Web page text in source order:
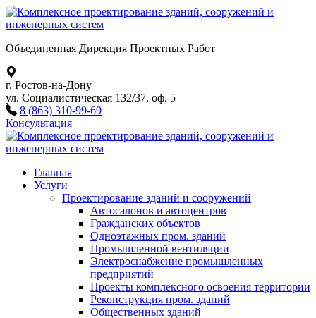
Объединенная Дирекция Проектных Работ
г. Ростов-на-Дону
ул. Социалистическая 132/37, оф. 5
8 (863) 310-99-69
Консультация
Главная
Услуги
Проектирование зданий и сооружений
Автосалонов и автоцентров
Гражданских объектов
Одноэтажных пром. зданий
Промышленной вентиляции
Электроснабжение промышленных
предприятий
Проекты комплексного освоения территории
Реконструкция пром. зданий
Общественных зданий